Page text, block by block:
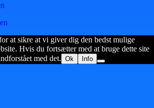
at sikre at vi giver dig den bedst mulige
Hvis du fortsætter med at bruge dette site
med det. Ok Info